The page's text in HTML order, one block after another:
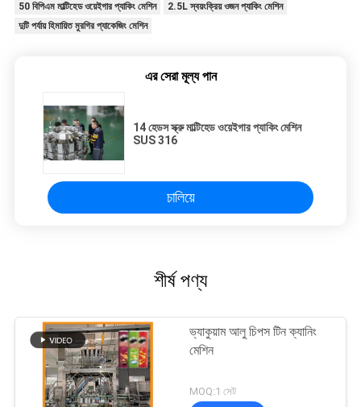
50 বিপিএম মাল্টিহেড ওয়েইগার প্যাকিং মেশিন
2.5L স্বয়ংক্রিয় ওজন প্যাকিং মেশিন
দুটি পর্যায় হিমায়িত মুরগির প্যাকেজিং মেশিন
এর সেরা মূল্য পান
14 হেডস স্ক্রু মাল্টিহেড ওয়েইগার প্যাকিং মেশিন
SUS 316
চালিয়ে
শীর্ষ পণ্য
ভ্যাকুয়াম আলু চিপস টিন ক্যানিং
মেশিন
MOQ:1 সেট